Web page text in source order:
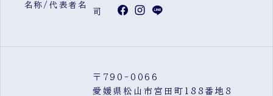
名称/代表者名
司
〒790-0066
愛媛県松山市宮田町188番地8